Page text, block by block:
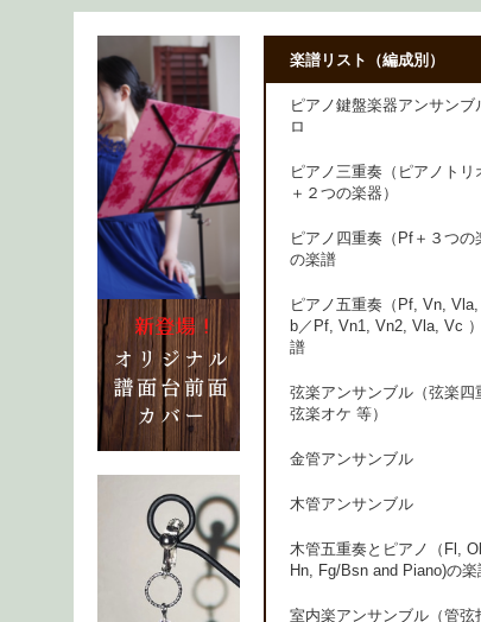
楽譜リスト（編成別）
ピアノ鍵盤楽器アンサンブ
ロ
ピアノ三重奏（ピアノトリ
＋２つの楽器）
ピアノ四重奏（Pf＋３つの
の楽譜
ピアノ五重奏（Pf, Vn,
b／Pf, Vn1, Vn2, Vla, Vc
譜
弦楽アンサンブル（弦楽四
弦楽オケ 等）
金管アンサンブル
木管アンサンブル
木管五重奏とピアノ（Fl,
Hn, Fg/Bsn and Piano)の楽
室内楽アンサンブル（管弦